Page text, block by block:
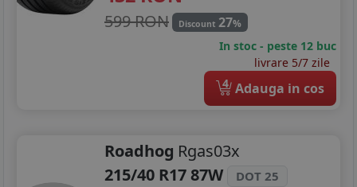
599 RON Discount 27%
In stoc - peste 12 buc
livrare 5/7 zile
4 Adauga in cos
Roadhog Rgas03x
215/40 R17 87W
DOT 25